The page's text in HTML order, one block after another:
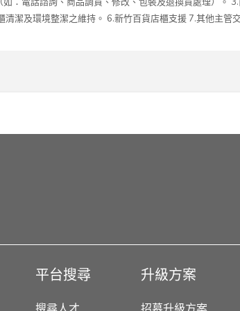
潔及環境整潔之維持。 6.新竹百貨店櫃支援 7.其他主管
平台搜尋 升級方案